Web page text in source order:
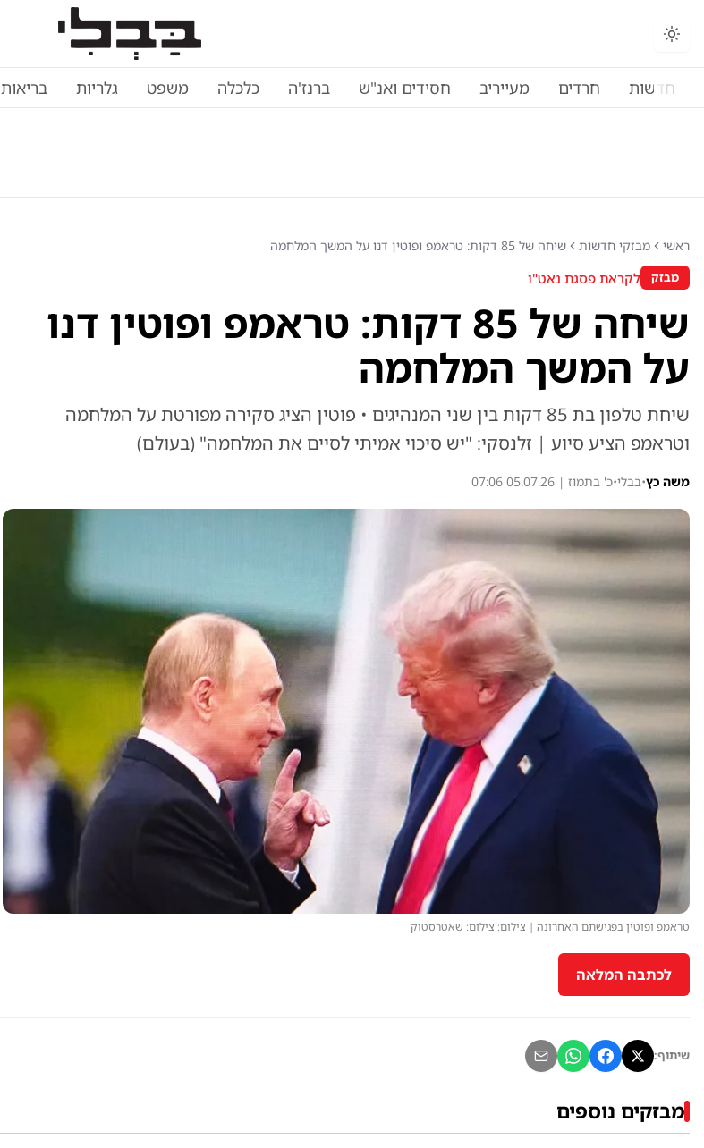
חדשות חרדים מעייריב חסידים ואנ"ש ברנז'ה כלכלה משפט גלריות בריאות
ראשי מבזקי חדשות שיחה של 85 דקות: טראמפ ופוטין דנו על המשך המלחמה
מבזק לקראת פסגת נאט"ו
שיחה של 85 דקות: טראמפ ופוטין דנו
על המשך המלחמה
שיחת טלפון בת 85 דקות בין שני המנהיגים • פוטין הציג סקירה מפורטת על המלחמה
וטראמפ הציע סיוע | זלנסקי: "יש סיכוי אמיתי לסיים את המלחמה" (בעולם)
משה כץ•בבלי•כ' בתמוז | 05.07.26 07:06
טראמפ ופוטין בפגישתם האחרונה | צילום: צילום: שאטרסטוק
לכתבה המלאה
שיתוף:
מבזקים נוספים